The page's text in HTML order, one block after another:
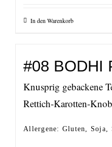
In den Warenkorb
#08 BODHI
Knusprig gebackene
Rettich-Karotten-
Allergene: Gluten, Soja,